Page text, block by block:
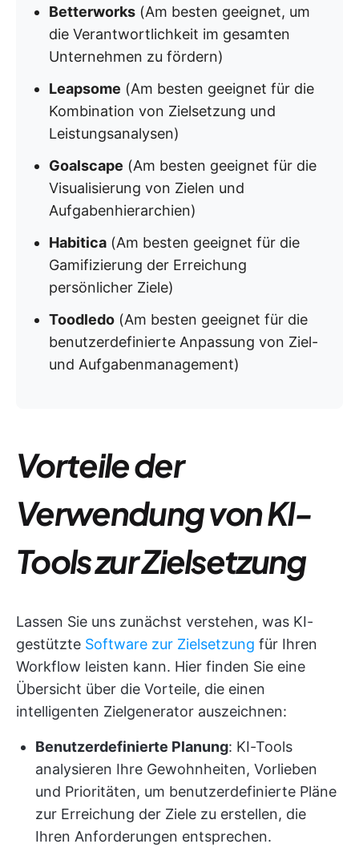
Betterworks (Am besten geeignet, um
die Verantwortlichkeit im gesamten
Unternehmen zu fördern)
Leapsome (Am besten geeignet für die
Kombination von Zielsetzung und
Leistungsanalysen)
Goalscape (Am besten geeignet für die
Visualisierung von Zielen und
Aufgabenhierarchien)
Habitica (Am besten geeignet für die
Gamifizierung der Erreichung
persönlicher Ziele)
Toodledo (Am besten geeignet für die
benutzerdefinierte Anpassung von Ziel-
und Aufgabenmanagement)
Vorteile der
Verwendung von KI-
Tools zur Zielsetzung
Lassen Sie uns zunächst verstehen, was KI-
gestützte Software zur Zielsetzung für Ihren
Workflow leisten kann. Hier finden Sie eine
Übersicht über die Vorteile, die einen
intelligenten Zielgenerator auszeichnen:
Benutzerdefinierte Planung: KI-Tools
analysieren Ihre Gewohnheiten, Vorlieben
und Prioritäten, um benutzerdefinierte Pläne
zur Erreichung der Ziele zu erstellen, die
Ihren Anforderungen entsprechen.